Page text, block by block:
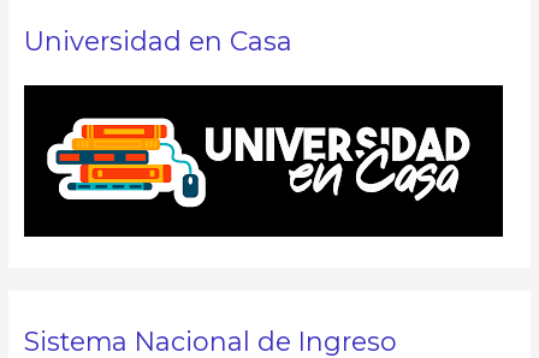
Universidad en Casa
Sistema Nacional de Ingreso